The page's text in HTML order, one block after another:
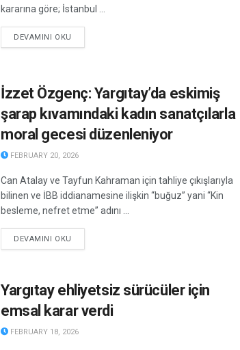
kararına göre; İstanbul ...
DEVAMINI OKU
İzzet Özgenç: Yargıtay’da eskimiş
şarap kıvamındaki kadın sanatçılarla
moral gecesi düzenleniyor
FEBRUARY 20, 2026
Can Atalay ve Tayfun Kahraman için tahliye çıkışlarıyla
bilinen ve İBB iddianamesine ilişkin “buğuz” yani “Kin
besleme, nefret etme” adını ...
DEVAMINI OKU
Yargıtay ehliyetsiz sürücüler için
emsal karar verdi
FEBRUARY 18, 2026